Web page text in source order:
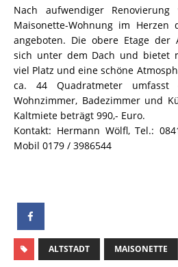
Nach aufwendiger
Maisonette-Wohnung im Herzen
angeboten. Die obere Etage der
sich unter dem Dach und bietet
viel Platz und eine schöne
ca. 44 Quadratmeter
Wohnzimmer, Badezimmer und
Kaltmiete beträgt 990,- Euro.
Kontakt: Hermann Wölfl, Tel.:
Mobil 0179 / 3986544
ALTSTADT MAISONETTE